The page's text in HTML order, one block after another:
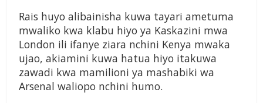
Rais huyo alibainisha kuwa tayari ametuma
mwaliko kwa klabu hiyo ya Kaskazini mwa
London ili ifanye ziara nchini Kenya mwaka
ujao, akiamini kuwa hatua hiyo itakuwa
zawadi kwa mamilioni ya mashabiki wa
Arsenal waliopo nchini humo.